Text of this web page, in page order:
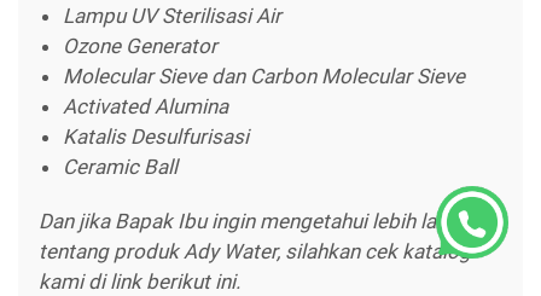
Lampu UV Sterilisasi Air
Ozone Generator
Molecular Sieve dan Carbon Molecular Sieve
Activated Alumina
Katalis Desulfurisasi
Ceramic Ball
Dan jika Bapak Ibu ingin mengetahui lebih lanjut
tentang produk Ady Water, silahkan cek katalog
kami di link berikut ini.